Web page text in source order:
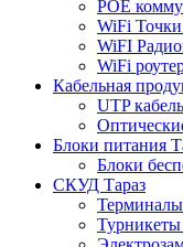
POE
WiFi Точки
WiFI
WiFi
Кабельная
UTP
Блоки питания
Блоки
СКУД Тараз
Турникеты